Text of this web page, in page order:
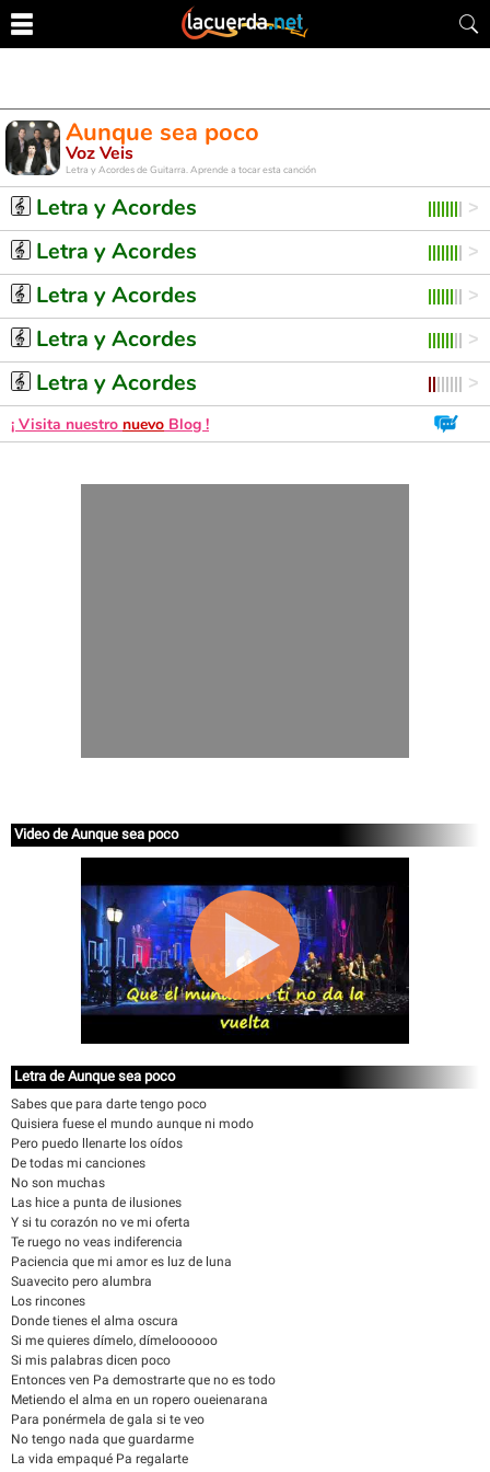
Aunque sea poco
Voz Veis
Letra y Acordes de Guitarra. Aprende a tocar esta canción
Letra y Acordes
Letra y Acordes
Letra y Acordes
Letra y Acordes
Letra y Acordes
¡ Visita nuestro nuevo Blog !
Video de Aunque sea poco
Letra de Aunque sea poco
Sabes que para darte tengo poco
Quisiera fuese el mundo aunque ni modo
Pero puedo llenarte los oídos
De todas mi canciones
No son muchas
Las hice a punta de ilusiones
Y si tu corazón no ve mi oferta
Te ruego no veas indiferencia
Paciencia que mi amor es luz de luna
Suavecito pero alumbra
Los rincones
Donde tienes el alma oscura
Si me quieres dímelo, dímeloooooo
Si mis palabras dicen poco
Entonces ven Pa demostrarte que no es todo
Metiendo el alma en un ropero oueienarana
Para ponérmela de gala si te veo
No tengo nada que guardarme
La vida empaqué Pa regalarte